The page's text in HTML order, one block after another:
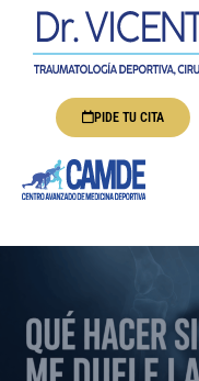
PIDE TU CITA